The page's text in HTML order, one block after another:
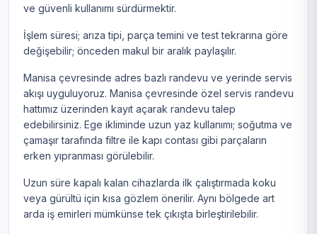
ve güvenli kullanımı sürdürmektir.
İşlem süresi; arıza tipi, parça temini ve test tekrarına göre
değişebilir; önceden makul bir aralık paylaşılır.
Manisa çevresinde adres bazlı randevu ve yerinde servis
akışı uyguluyoruz. Manisa çevresinde özel servis randevu
hattımız üzerinden kayıt açarak randevu talep
edebilirsiniz. Ege ikliminde uzun yaz kullanımı; soğutma ve
çamaşır tarafında filtre ile kapı contası gibi parçaların
erken yıpranması görülebilir.
Uzun süre kapalı kalan cihazlarda ilk çalıştırmada koku
veya gürültü için kısa gözlem önerilir. Aynı bölgede art
arda iş emirleri mümkünse tek çıkışta birleştirilebilir.